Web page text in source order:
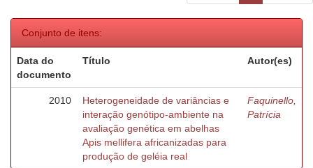
Conjunto de itens:
Data do
documento
Título Autor(es)
2010
Heterogeneidade de variâncias e
interação genótipo-ambiente na
avaliação genética em abelhas
Apis mellifera africanizadas para
produção de geléia real
Faquinello,
Patrícia